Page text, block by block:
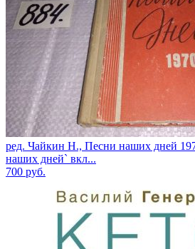
ред. Чайкин Н., Песни наших дней
наших дней` вкл...
700 руб.